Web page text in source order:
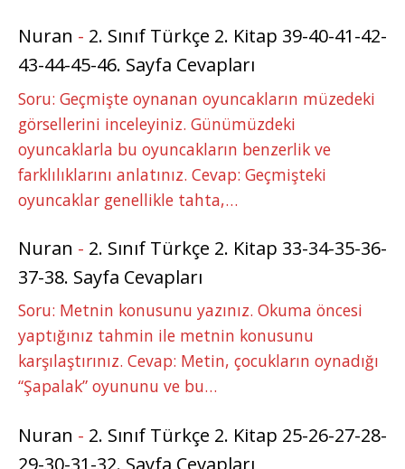
Nuran - 2. Sınıf Türkçe 2. Kitap 39-40-41-42-
43-44-45-46. Sayfa Cevapları
Soru: Geçmişte oynanan oyuncakların müzedeki
görsellerini inceleyiniz. Günümüzdeki
oyuncaklarla bu oyuncakların benzerlik ve
farklılıklarını anlatınız. Cevap: Geçmişteki
oyuncaklar genellikle tahta,…
Nuran - 2. Sınıf Türkçe 2. Kitap 33-34-35-36-
37-38. Sayfa Cevapları
Soru: Metnin konusunu yazınız. Okuma öncesi
yaptığınız tahmin ile metnin konusunu
karşılaştırınız. Cevap: Metin, çocukların oynadığı
“Şapalak” oyununu ve bu…
Nuran - 2. Sınıf Türkçe 2. Kitap 25-26-27-28-
29-30-31-32. Sayfa Cevapları